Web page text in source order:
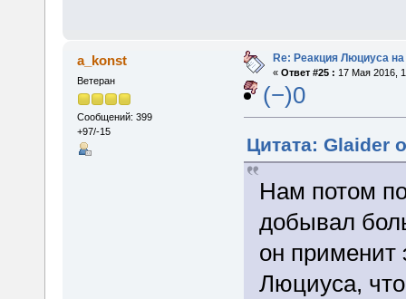
a_konst
Ветеран
Сообщений: 399
+97/-15
Re: Реакция Люциуса
« Ответ #25 : 17 Мая 2016,
(−)0
Цитата: Glaider
Нам потом
добывал
он применит
Люциуса,